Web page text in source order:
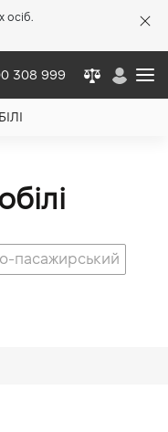
осіб.
308 999
пасажирський